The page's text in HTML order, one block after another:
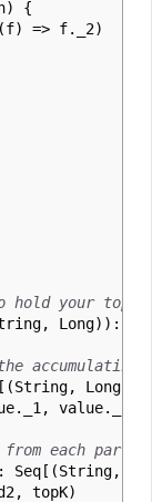
)
{
(f) => f. 2)
hold your top
Long) ) :
[ (String, Long
1, value.
each
: Seq [ (String,
topK)